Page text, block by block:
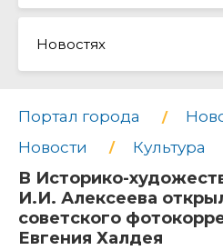
Новостях
Портал города
Новости
Культура
В Историко-
И.И. Алексеева
советского
Евгения Халдея